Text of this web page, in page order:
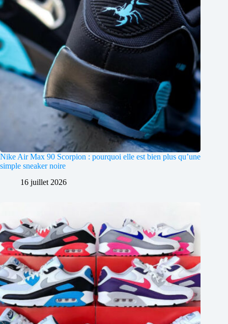
Nike Air Max 90 Scorpion : pourquoi elle est bien plus qu’une
simple sneaker noire
16 juillet 2026